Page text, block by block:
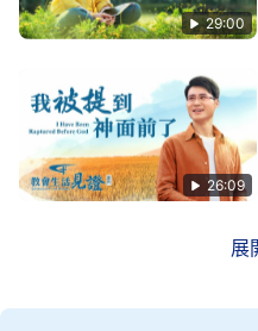
29:00
26:09
展